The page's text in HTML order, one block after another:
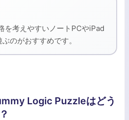
を考えやすいノートPCやiPad
のがおすすめです。
Logic Puzzleはどう